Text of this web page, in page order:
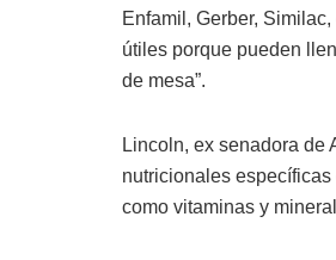
Enfamil, Gerber,
útiles porque pueden
de mesa”.
Lincoln, ex senadora de
nutricionales
como vitaminas y